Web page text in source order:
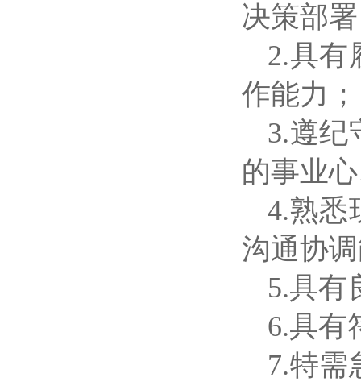
决策部
2.具有
作能力；
3.遵纪
的事业
4.熟悉
沟通协
5.具有
6.具有
7.特需